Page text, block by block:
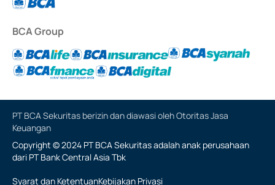
BCA Group
PT BCA Sekuritas berizin dan diawasi oleh Otoritas Jasa
Keuangan
Copyright © 2024 PT BCA Sekuritas adalah anak perusahaan
dari PT Bank Central Asia Tbk
Syarat dan KetentuanKebijakan Privasi